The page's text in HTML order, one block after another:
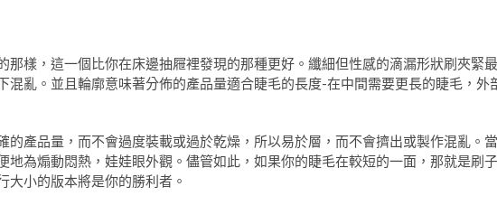
那樣，這一個比你在床邊抽屜裡發現的那種更好。纖細但性感的滴漏形狀刷夾緊最
混亂。並且輪廓意味著分佈的產品量適合睫毛的長度-在中間需要更長的睫毛，外
的產品量，而不會過度裝載或過於乾燥，所以易於層，而不會擠出或製作混亂。當
地為煽動悶熱，娃娃眼外觀。儘管如此，如果你的睫毛在較短的一面，那就是刷子
大小的版本將是你的勝利者。